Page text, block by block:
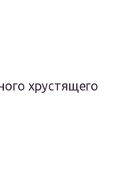
хрустящего